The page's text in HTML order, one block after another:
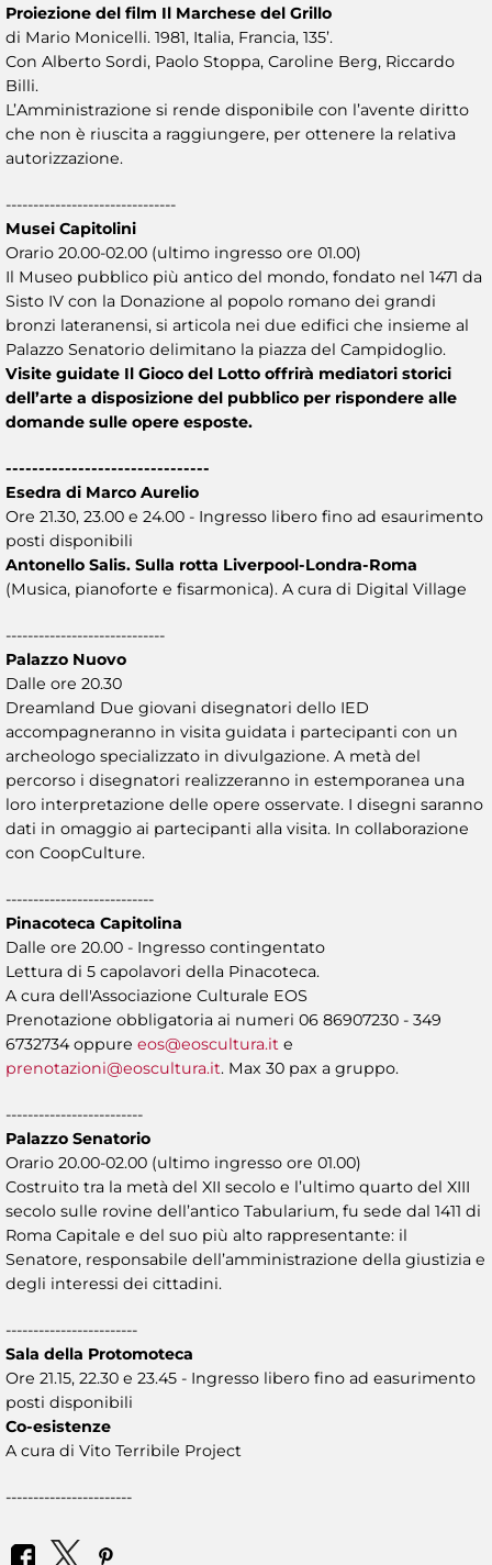
Proiezione del film Il Marchese del Grillo
di Mario Monicelli. 1981, Italia, Francia, 135’.
Con Alberto Sordi, Paolo Stoppa, Caroline Berg, Riccardo
Billi.
L’Amministrazione si rende disponibile con l’avente diritto
che non è riuscita a raggiungere, per ottenere la relativa
autorizzazione.
-------------------------------
Musei Capitolini
Orario 20.00-02.00 (ultimo ingresso ore 01.00)
Il Museo pubblico più antico del mondo, fondato nel 1471 da
Sisto IV con la Donazione al popolo romano dei grandi
bronzi lateranensi, si articola nei due edifici che insieme al
Palazzo Senatorio delimitano la piazza del Campidoglio.
Visite guidate Il Gioco del Lotto offrirà mediatori storici
dell’arte a disposizione del pubblico per rispondere alle
domande sulle opere esposte.
-------------------------------
Esedra di Marco Aurelio
Ore 21.30, 23.00 e 24.00 - Ingresso libero fino ad esaurimento
posti disponibili
Antonello Salis. Sulla rotta Liverpool-Londra-Roma
(Musica, pianoforte e fisarmonica). A cura di Digital Village
-----------------------------
Palazzo Nuovo
Dalle ore 20.30
Dreamland Due giovani disegnatori dello IED
accompagneranno in visita guidata i partecipanti con un
archeologo specializzato in divulgazione. A metà del
percorso i disegnatori realizzeranno in estemporanea una
loro interpretazione delle opere osservate. I disegni saranno
dati in omaggio ai partecipanti alla visita. In collaborazione
con CoopCulture.
---------------------------
Pinacoteca Capitolina
Dalle ore 20.00 - Ingresso contingentato
Lettura di 5 capolavori della Pinacoteca.
A cura dell'Associazione Culturale EOS
Prenotazione obbligatoria ai numeri 06 86907230 - 349
6732734 oppure eos@eoscultura.it e
prenotazioni@eoscultura.it. Max 30 pax a gruppo.
-------------------------
Palazzo Senatorio
Orario 20.00-02.00 (ultimo ingresso ore 01.00)
Costruito tra la metà del XII secolo e l’ultimo quarto del XIII
secolo sulle rovine dell’antico Tabularium, fu sede dal 1411 di
Roma Capitale e del suo più alto rappresentante: il
Senatore, responsabile dell’amministrazione della giustizia e
degli interessi dei cittadini.
------------------------
Sala della Protomoteca
Ore 21.15, 22.30 e 23.45 - Ingresso libero fino ad easurimento
posti disponibili
Co-esistenze
A cura di Vito Terribile Project
-----------------------